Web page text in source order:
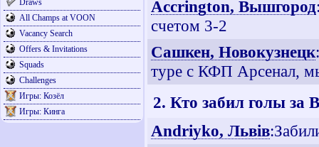
Draws
All Champs at VOON
Vacancy Search
Offers & Invitations
Squads
Challenges
Игры: Козёл
Игры: Кинга
Accrington, Вышгород
счетом 3-2
Сашкен, Новокузнецк
туре с КФП Арсенал,
2. Кто забил голы
Andriyko, Львiв